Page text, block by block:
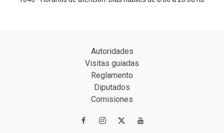
Autoridades
Visitas guiadas
Reglamento
Diputados
Comisiones
 